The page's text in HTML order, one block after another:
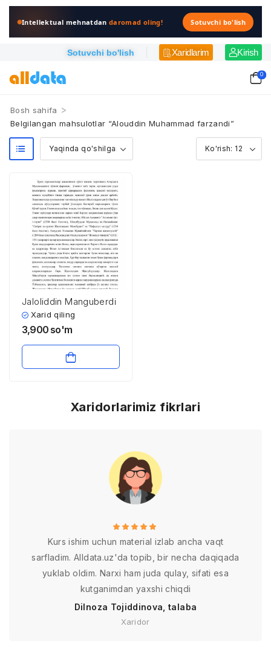
Intellektual mehnatdandaromad oling! Sotuvchi bo'lish
Sotuvchi bo'lish Xaridlarim Kirish
0
Bosh sahifa >
Belgilangan mahsulotlar “Alouddin Muhammad farzandi”
Jaloliddin Manguberdi
Xarid qiling
3,900 so'm
Xaridorlarimiz fikrlari
Kurs ishim uchun material izlab ancha vaqt
sarfladim. Alldata.uz'da topib, bir necha daqiqada
yuklab oldim. Narxi ham juda qulay, sifati esa
kutganimdan yaxshi chiqdi
Dilnoza Tojiddinova, talaba
Xaridor